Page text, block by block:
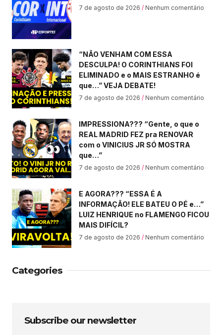
7 de agosto de 2026 Nenhum comentário
“NÃO VENHAM COM ESSA
DESCULPA! O CORINTHIANS FOI
ELIMINADO e o MAIS ESTRANHO é
que…” VEJA DEBATE!
7 de agosto de 2026 Nenhum comentário
IMPRESSIONA??? “Gente, o que o
REAL MADRID FEZ pra RENOVAR
com o VINICIUS JR SÓ MOSTRA
que…”
7 de agosto de 2026 Nenhum comentário
E AGORA??? “ESSA É A
INFORMAÇÃO! ELE BATEU O PÉ e…”
LUIZ HENRIQUE no FLAMENGO FICOU
MAIS DIFÍCIL?
7 de agosto de 2026 Nenhum comentário
Categories
Subscribe our newsletter